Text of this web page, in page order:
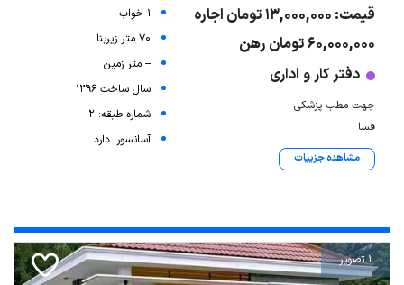
قیمت: 13,000,000 تومان اجاره
60,000,000 تومان رهن
دفتر کار و اداری
جهت مطب پزشکی
فسا
مشاهده جزییات
1 خواب
70 متر زیربنا
-- متر زمین
سال ساخت 1396
شماره طبقه: 2
آسانسور: دارد
1 تصویر